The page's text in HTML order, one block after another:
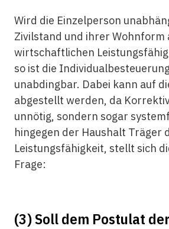
Wird die Einzelperson
Zivilstand und ihrer Wohnform
wirtschaftlichen
so ist die
unabdingbar. Dabei kann auf
abgestellt werden, da
unnötig, sondern sogar
hingegen der Haushalt Träger
Leistungsfähigkeit, stellt sich
Frage:
(3) Soll dem Postulat der